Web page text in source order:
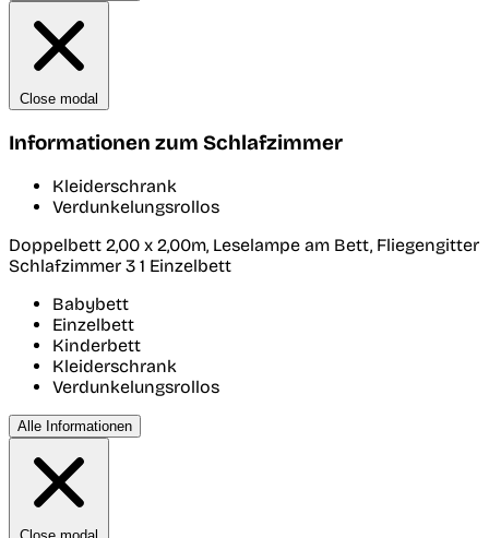
Close modal
Informationen zum Schlafzimmer
Kleiderschrank
Verdunkelungsrollos
Doppelbett 2,00 x 2,00m, Leselampe am Bett, Fliegengitter
Schlafzimmer 3 1 Einzelbett
Babybett
Einzelbett
Kinderbett
Kleiderschrank
Verdunkelungsrollos
Alle Informationen